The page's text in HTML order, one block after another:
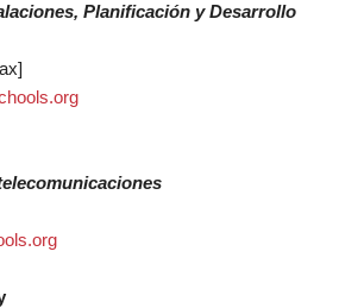
Planificación y Desarrollo